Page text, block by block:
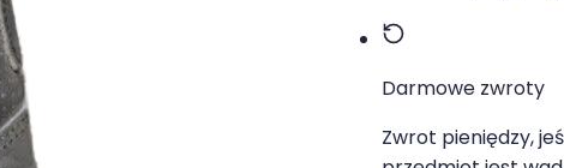
Darmowe zwroty
Zwrot pieniędzy,